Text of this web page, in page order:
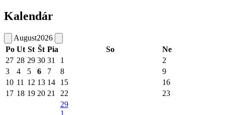
Kalendár
August2026
Po Ut St Št Pia So
Ne
27 28 29 30 31 1
2
3
4 5 6 7 8
9
10 11 12 13 14 15
16
17 18 19 20 21 22 23
29